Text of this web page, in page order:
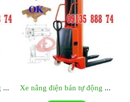
Xe nâng điện bán tự động 1000kg SES10/16 Xe nâng điện bán tự động 1500kg SES15/16